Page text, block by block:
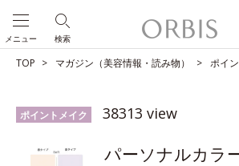
検索
メニュー
TOP マガジン（美容情報・読み物） ポイ
ポイントメイク 38313 view
パーソナルカラ